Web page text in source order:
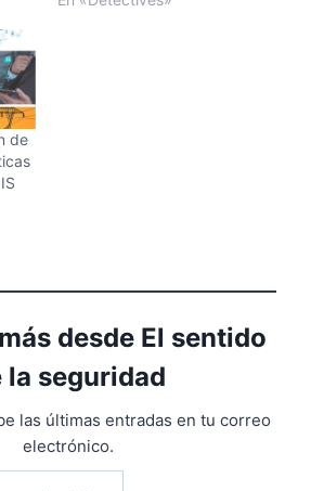
de
desde El sentido
la seguridad
las últimas entradas en tu correo
electrónico.